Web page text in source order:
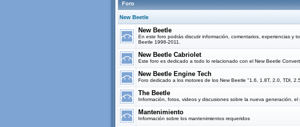
Foro
New Beetle
New Beetle
En este foro podrás discutir información, comentarios, experiencias y
Beetle 1998-2011.
New Beetle Cabriolet
Este foro es dedicado a todo lo relacionado con el New Beetle
New Beetle Engine Tech
Foro dedicado a los motores de los New Beetle "1.6, 1.8T, 2.0, TDI,
The Beetle
Información, fotos, videos y discusiones sobre la nueva generación, el
Mantenimiento
Información sobre los mantenimientos requeridos